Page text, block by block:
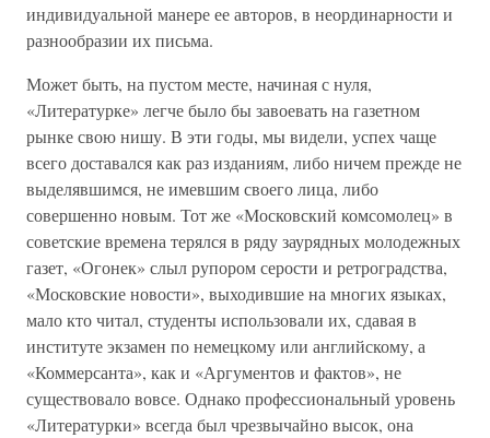
индивидуальной манере ее авторов, в неординарности и
разнообразии их письма.
Может быть, на пустом месте, начиная с нуля,
«Литературке» легче было бы завоевать на газетном
рынке свою нишу. В эти годы, мы видели, успех чаще
всего доставался как раз изданиям, либо ничем прежде не
выделявшимся, не имевшим своего лица, либо
совершенно новым. Тот же «Московский комсомолец» в
советские времена терялся в ряду заурядных молодежных
газет, «Огонек» слыл рупором серости и ретроградства,
«Московские новости», выходившие на многих языках,
мало кто читал, студенты использовали их, сдавая в
институте экзамен по немецкому или английскому, а
«Коммерсанта», как и «Аргументов и фактов», не
существовало вовсе. Однако профессиональный уровень
«Литературки» всегда был чрезвычайно высок, она